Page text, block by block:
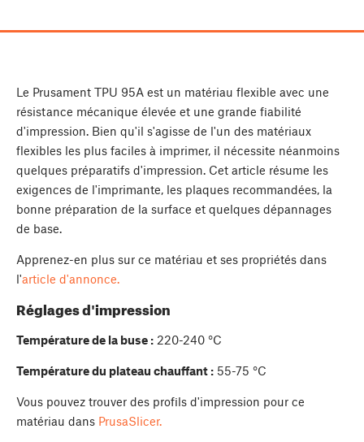
Le Prusament TPU 95A est un matériau flexible avec une
résistance mécanique élevée et une grande fiabilité
d'impression. Bien qu'il s'agisse de l'un des matériaux
flexibles les plus faciles à imprimer, il nécessite néanmoins
quelques préparatifs d'impression. Cet article résume les
exigences de l'imprimante, les plaques recommandées, la
bonne préparation de la surface et quelques dépannages
de base.
Apprenez-en plus sur ce matériau et ses propriétés dans
l'article d'annonce.
Réglages d'impression
Température de la buse : 220-240 °C
Température du plateau chauffant : 55-75 °C
Vous pouvez trouver des profils d'impression pour ce
matériau dans PrusaSlicer.